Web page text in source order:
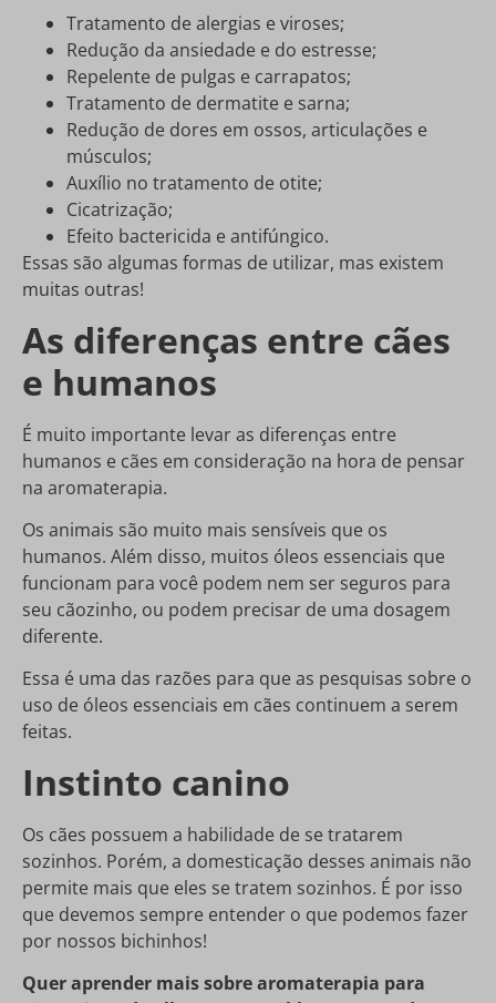
Tratamento de alergias e viroses;
Redução da ansiedade e do estresse;
Repelente de pulgas e carrapatos;
Tratamento de dermatite e sarna;
Redução de dores em ossos, articulações e
músculos;
Auxílio no tratamento de otite;
Cicatrização;
Efeito bactericida e antifúngico.
Essas são algumas formas de utilizar, mas existem
muitas outras!
As diferenças entre cães
e humanos
É muito importante levar as diferenças entre
humanos e cães em consideração na hora de pensar
na aromaterapia.
Os animais são muito mais sensíveis que os
humanos. Além disso, muitos óleos essenciais que
funcionam para você podem nem ser seguros para
seu cãozinho, ou podem precisar de uma dosagem
diferente.
Essa é uma das razões para que as pesquisas sobre o
uso de óleos essenciais em cães continuem a serem
feitas.
Instinto canino
Os cães possuem a habilidade de se tratarem
sozinhos. Porém, a domesticação desses animais não
permite mais que eles se tratem sozinhos. É por isso
que devemos sempre entender o que podemos fazer
por nossos bichinhos!
Quer aprender mais sobre aromaterapia para